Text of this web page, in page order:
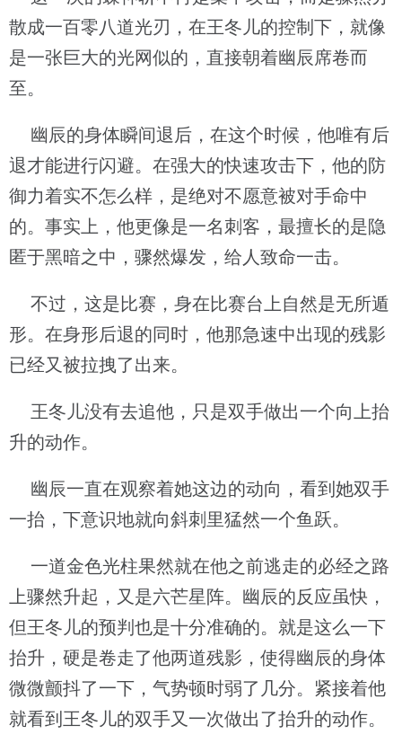
散成一百零八道光刃，在王冬儿的控制下，就像
是一张巨大的光网似的，直接朝着幽辰席卷而
至。
幽辰的身体瞬间退后，在这个时候，他唯有后
退才能进行闪避。在强大的快速攻击下，他的防
御力着实不怎么样，是绝对不愿意被对手命中
的。事实上，他更像是一名刺客，最擅长的是隐
匿于黑暗之中，骤然爆发，给人致命一击。
不过，这是比赛，身在比赛台上自然是无所遁
形。在身形后退的同时，他那急速中出现的残影
已经又被拉拽了出来。
王冬儿没有去追他，只是双手做出一个向上抬
升的动作。
幽辰一直在观察着她这边的动向，看到她双手
一抬，下意识地就向斜刺里猛然一个鱼跃。
一道金色光柱果然就在他之前逃走的必经之路
上骤然升起，又是六芒星阵。幽辰的反应虽快，
但王冬儿的预判也是十分准确的。就是这么一下
抬升，硬是卷走了他两道残影，使得幽辰的身体
微微颤抖了一下，气势顿时弱了几分。紧接着他
就看到王冬儿的双手又一次做出了抬升的动作。